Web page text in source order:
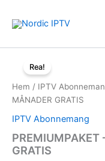
Rea!
Hem / IPTV
MÅNADER GRATIS
IPTV Abonnemang
GRATIS
var:
MÅNADER
+
6
MÅNADER
GRATIS
mängd